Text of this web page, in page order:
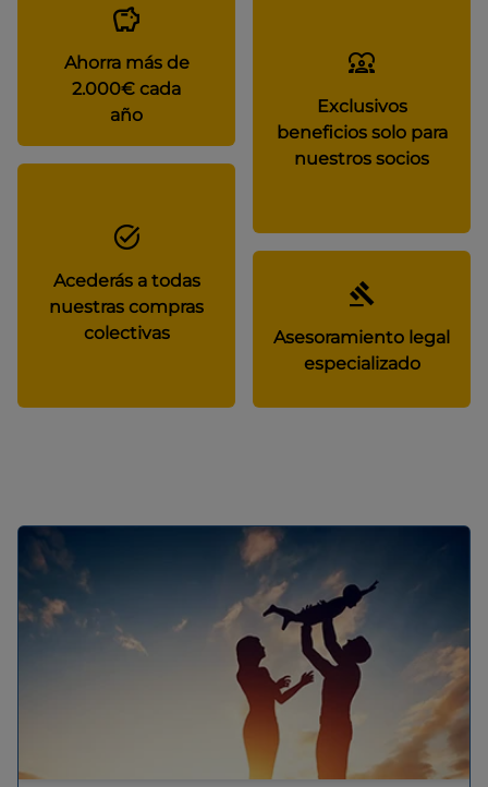
Ahorra más de
2.000€ cada
año
Exclusivos
beneficios solo para
nuestros socios
Acederás a todas
nuestras compras
colectivas
Asesoramiento legal
especializado